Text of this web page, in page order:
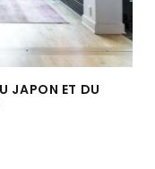
JAPON ET DU